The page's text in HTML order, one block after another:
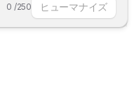
0 /250 ヒューマナイズ